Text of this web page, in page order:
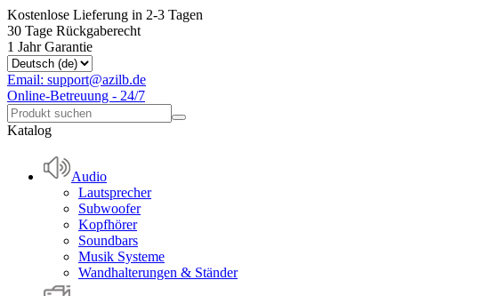
Kostenlose Lieferung in 2-3 Tagen
30 Tage Rückgaberecht
1 Jahr Garantie
Email: support@azilb.de
Online-Betreuung - 24/7
Katalog
Audio
Lautsprecher
Subwoofer
Kopfhörer
Soundbars
Musik Systeme
Wandhalterungen & Ständer